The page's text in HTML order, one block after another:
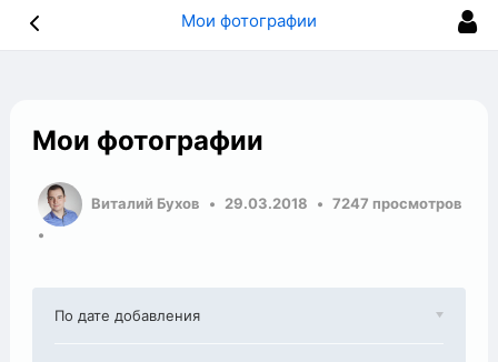
Мои фотографии
Мои фотографии
Виталий Бухов 29.03.2018 7247 просмотров
По дате добавления